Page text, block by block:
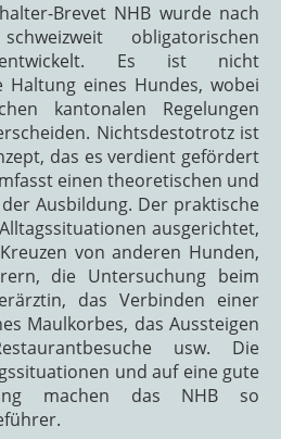
Brevet NHB wurde nach
obligatorischen
entwickelt. Es ist nicht
Haltung eines Hundes, wobei
kantonalen Regelungen
Nichtsdestotrotz ist
das es verdient gefördert
einen theoretischen und
Ausbildung. Der praktische
ausgerichtet,
von anderen Hunden,
die Untersuchung beim
das Verbinden einer
Maulkorbes, das Aussteigen
usw. Die
und auf eine gute
machen das NHB so